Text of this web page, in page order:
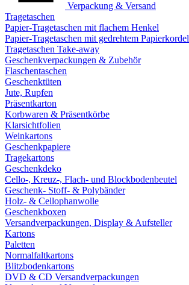
Verpackung & Versand
Tragetaschen
Papier-Tragetaschen mit flachem Henkel
Papier-Tragetaschen mit gedrehtem Papierkordel
Tragetaschen Take-away
Geschenkverpackungen & Zubehör
Flaschentaschen
Geschenktüten
Jute, Rupfen
Präsentkarton
Korbwaren & Präsentkörbe
Klarsichtfolien
Weinkartons
Geschenkpapiere
Tragekartons
Geschenkdeko
Cello-, Kreuz-, Flach- und Blockbodenbeutel
Geschenk- Stoff- & Polybänder
Holz- & Cellophanwolle
Geschenkboxen
Versandverpackungen, Display & Aufsteller
Kartons
Paletten
Normalfaltkartons
Blitzbodenkartons
DVD & CD Versandverpackungen